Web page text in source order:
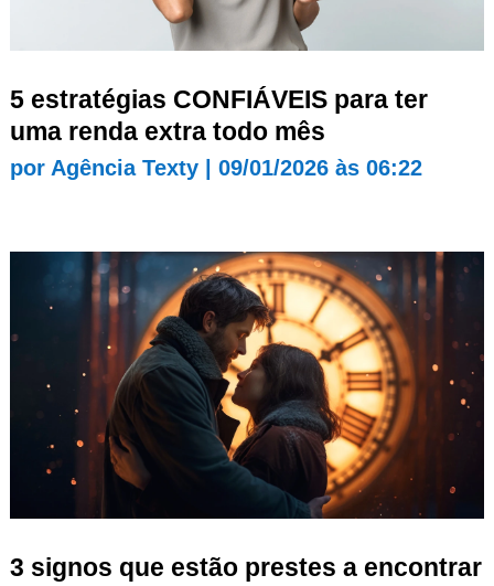
5 estratégias CONFIÁVEIS para ter
uma renda extra todo mês
por Agência Texty| 09/01/2026 às 06:22
3 signos que estão prestes a encontrar